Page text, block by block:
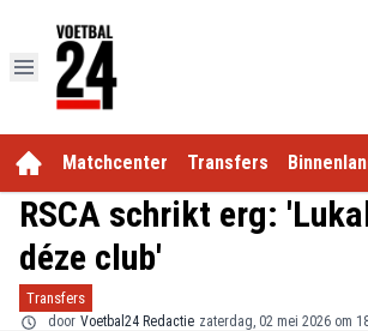
Matchcenter Transfers
RSCA schrikt erg:
déze club'
Transfers
door Voetbal24 Redactie zaterdag, 02 mei 2026 om